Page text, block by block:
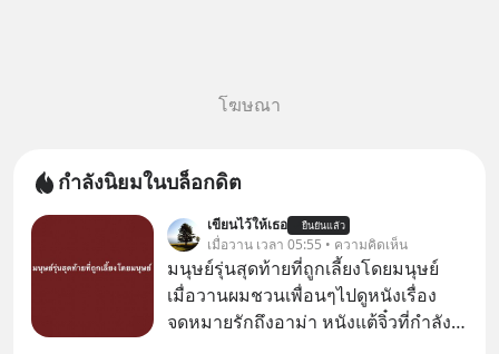
โฆษณา
กำลังนิยมในบล็อกดิต
เขียนไว้ให้เธอ ยืนยันแล้ว
เมื่อวาน เวลา 05:55 • ความคิดเห็น
มนุษย์รุ่นสุดท้ายที่ถูกเลี้ยงโดยมนุษย์
เมื่อวานผมชวนเพื่อนๆไปดูหนังเรื่อง
จดหมายรักถึงอาม่า หนังแต้จิ๋วที่กำลัง